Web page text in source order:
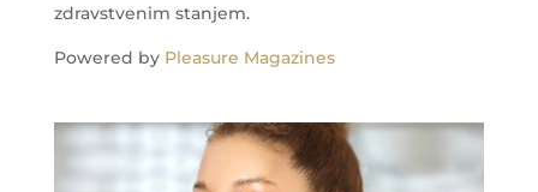
zdravstvenim stanjem.
Powered by Pleasure Magazines